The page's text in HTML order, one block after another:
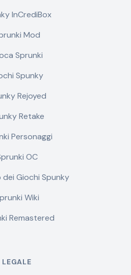
InCrediBox
Mod
Sprunki
Spunky
Rejoyed
Retake
Personaggi
OC
dei Giochi Spunky
Wiki
Remastered
LEGALE